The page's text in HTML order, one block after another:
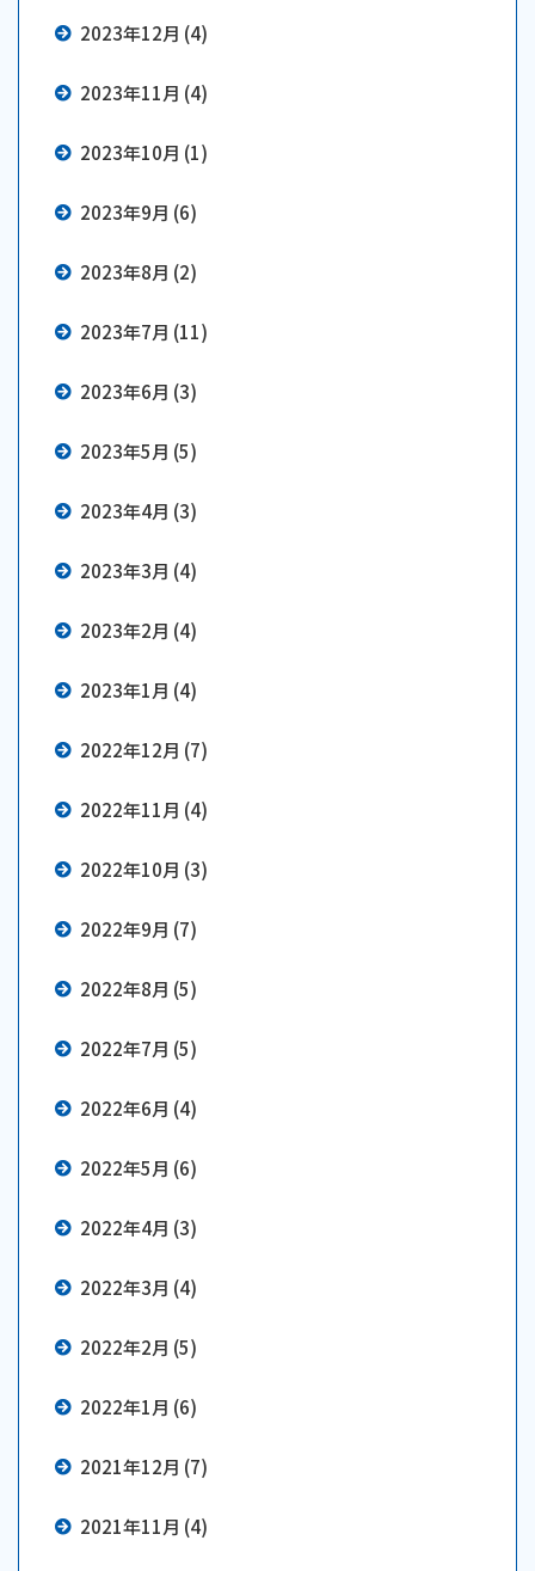
2023年12月 (4)
2023年11月 (4)
2023年10月 (1)
2023年9月 (6)
2023年8月 (2)
2023年7月 (11)
2023年6月 (3)
2023年5月 (5)
2023年4月 (3)
2023年3月 (4)
2023年2月 (4)
2023年1月 (4)
2022年12月 (7)
2022年11月 (4)
2022年10月 (3)
2022年9月 (7)
2022年8月 (5)
2022年7月 (5)
2022年6月 (4)
2022年5月 (6)
2022年4月 (3)
2022年3月 (4)
2022年2月 (5)
2022年1月 (6)
2021年12月 (7)
2021年11月 (4)